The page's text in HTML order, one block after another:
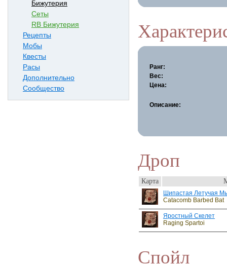
Бижутерия
Сеты
RB Бижутерия
Рецепты
Мобы
Квесты
Расы
Дополнительно
Сообщество
Ранг:
Вес:
Цена:
Описание:
Дроп
Карта
Шипастая Летучая
Catacomb Barbed Bat
Яростный Скелет
Raging Spartoi
Спойл